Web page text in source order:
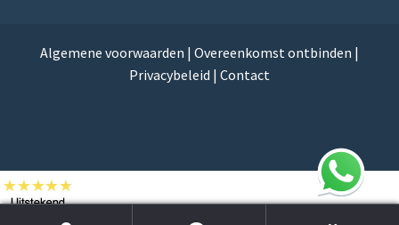
Algemene voorwaarden | Overeenkomst ontbinden |
Privacybeleid | Contact